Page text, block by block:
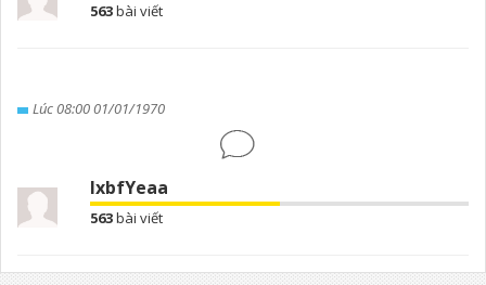
563bài viết
Lúc 08:00 01/01/1970
lxbfYeaa
563bài viết